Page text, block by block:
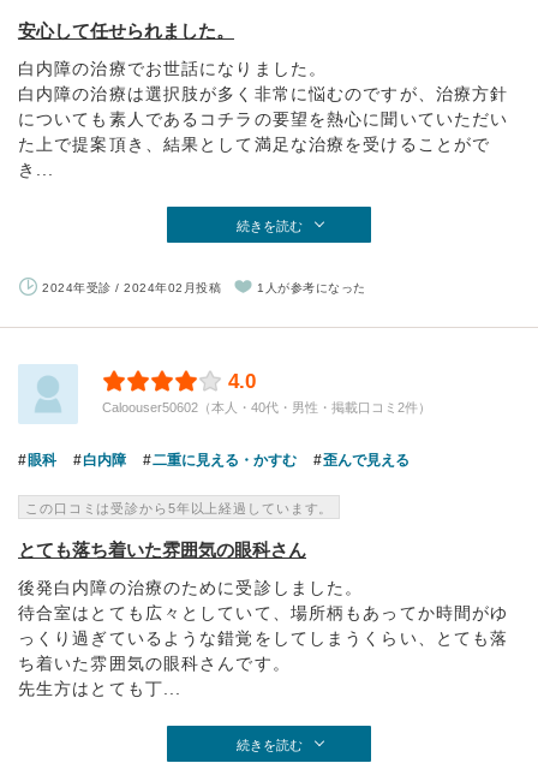
安心して任せられました。
白内障の治療でお世話になりました。
白内障の治療は選択肢が多く非常に悩むのですが、治療方針
についても素人であるコチラの要望を熱心に聞いていただい
た上で提案頂き、結果として満足な治療を受けることがで
き...
続きを読む
2024年受診 / 2024年02月投稿 1人が参考になった
4.0
Caloouser50602（本人・40代・男性・掲載口コミ2件）
眼科 白内障 二重に見える・かすむ 歪んで見える
この口コミは受診から5年以上経過しています。
とても落ち着いた雰囲気の眼科さん
後発白内障の治療のために受診しました。
待合室はとても広々としていて、場所柄もあってか時間がゆ
っくり過ぎているような錯覚をしてしまうくらい、とても落
ち着いた雰囲気の眼科さんです。
先生方はとても丁...
続きを読む